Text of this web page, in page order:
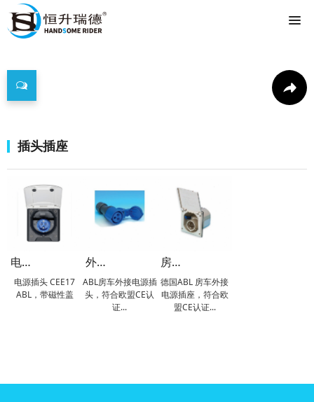
插头插座
电源插头 CEE17 ABL，带磁性盖 白色/黑色
电源插头 CEE17
ABL，带磁性盖
外接电源插头 CEE 17 16 A / 230 V
ABL房车外接电源插
头，符合欧盟CE认
证...
房车外接电源插座
德国ABL 房车外接
电源插座，符合欧
盟CE认证...